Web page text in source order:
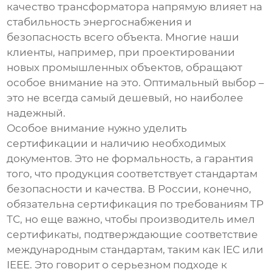
качество трансформатора напрямую влияет на
стабильность энергоснабжения и
безопасность всего объекта. Многие наши
клиенты, например, при проектировании
новых промышленных объектов, обращают
особое внимание на это. Оптимальный выбор –
это не всегда самый дешевый, но наиболее
надежный.
Особое внимание нужно уделить
сертификации и наличию необходимых
документов. Это не формальность, а гарантия
того, что продукция соответствует стандартам
безопасности и качества. В России, конечно,
обязательна сертификация по требованиям ТР
ТС, но еще важно, чтобы производитель имел
сертификаты, подтверждающие соответствие
международным стандартам, таким как IEC или
IEEE. Это говорит о серьезном подходе к